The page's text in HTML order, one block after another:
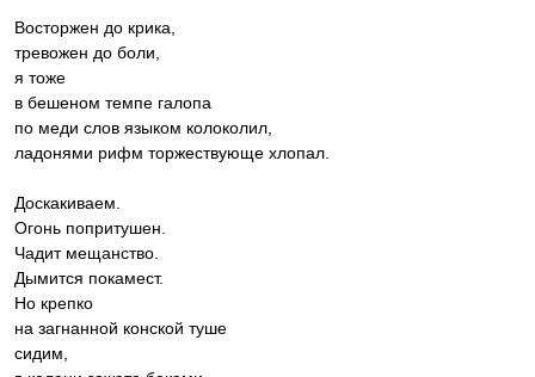
Восторжен до крика,
тревожен до боли,
я тоже
в бешеном темпе галопа
по меди слов языком колоколил,
ладонями рифм торжествующе хлопал.
Доскакиваем.
Огонь попритушен.
Чадит мещанство.
Дымится покамест.
Но крепко
на загнанной конской туше
сидим,